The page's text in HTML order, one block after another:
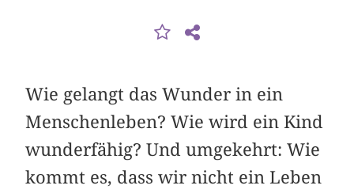
Wie gelangt das Wunder in ein
Menschenleben? Wie wird ein Kind
wunderfähig? Und umgekehrt: Wie
kommt es, dass wir nicht ein Leben